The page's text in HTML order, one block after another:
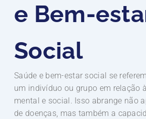
e Bem-
Social
Saúde e bem-estar social se
um indivíduo ou grupo em relação
mental e social. Isso abrange não
de doenças, mas também a